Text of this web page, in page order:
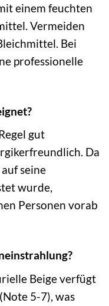
einem feuchten
Vermeiden
Bei
professionelle
gut
Da
seine
wurde,
Personen vorab
Beige verfügt
5-7), was